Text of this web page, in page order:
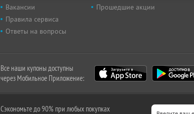
Вакансии
Правила сервиса
Ответы на вопросы
Прошедшие акции
Все наши купоны доступны
через Мобильное Приложение:
Сэкономьте до 90% при любых покупках